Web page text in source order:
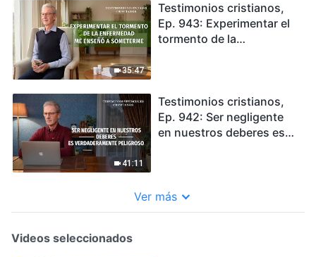
35:47
Testimonios cristianos,
Ep. 943: Experimentar el
tormento de la
41:11
Testimonios cristianos,
Ep. 942: Ser negligente
en nuestros deberes es
Ver más
Videos seleccionados